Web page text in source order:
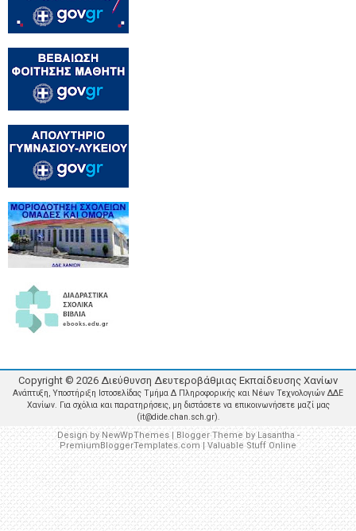
Copyright © 2026 Διεύθυνση Δευτεροβάθμιας Εκπαίδευσης Χανίων
Ανάπτυξη, Υποστήριξη Ιστοσελίδας Τμήμα Δ Πληροφορικής και Νέων Τεχνολογιών ΔΔΕ
Χανίων. Για σχόλια και παρατηρήσεις, μη διστάσετε να επικοινωνήσετε μαζί μας
(it@dide.chan.sch.gr).
Design byNewWpThemes| Blogger Theme byLasantha-
PremiumBloggerTemplates.com| Valuable Stuff Online